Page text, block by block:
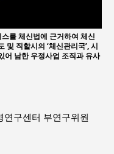
를 체신법에 근거하여 체신
직할시의 ‘체신관리국’, 시
어 남한 우정사업 조직과 유사
구센터 부연구위원